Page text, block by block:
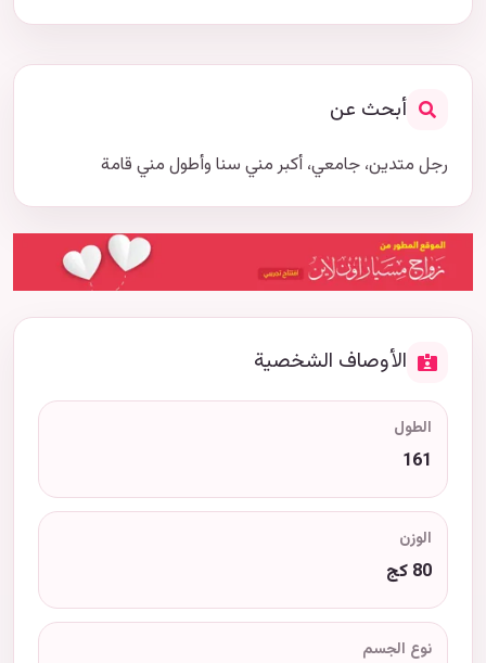
أبحث عن
رجل متدين، جامعي، أكبر مني سنا وأطول مني قامة
الأوصاف الشخصية
الطول
161
الوزن
80 كج
نوع الجسم